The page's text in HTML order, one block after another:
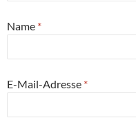
Name *
E-Mail-Adresse *